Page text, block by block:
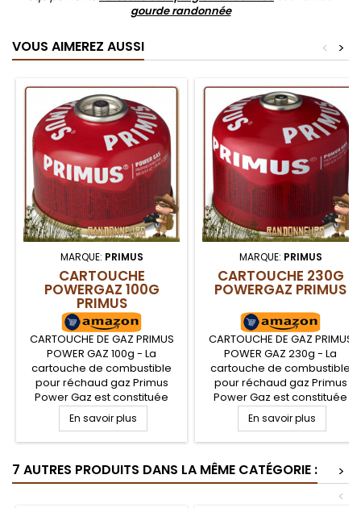
gourde randonnée
VOUS AIMEREZ AUSSI >
<
MARQUE: PRIMUS
CARTOUCHE
POWERGAZ 100G
PRIMUS
CARTOUCHE DE GAZ PRIMUS
POWER GAZ 100g - La
cartouche de combustible
pour réchaud gaz Primus
Power Gaz est constituée
d'un mélange de propane et
d'isobutane, mélange
polyvalent qui offre un très
à l'automne, avec assez de
pression même si la
En savoir plus
MARQUE: PRIMUS
CARTOUCHE 230G
POWERGAZ PRIMUS
CARTOUCHE DE GAZ PRIMUS
POWER GAZ 230g - La
cartouche de combustible
pour réchaud gaz Primus
Power Gaz est constituée
d'un mélange de propane et
d'isobutane, mélange
polyvalent qui offre un très
à l'automne, avec assez de
pression même si la
température est négative
En savoir plus
7 AUTRES PRODUITS DANS LA MÊME CATÉGORIE :
>
<